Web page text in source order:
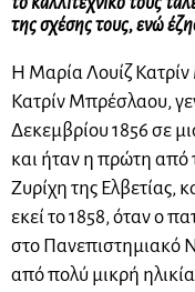
της σχέσης τους, ενώ
Η Μαρία Λουίζ
Κατρίν Μπρέσλαου,
Δεκεμβρίου 1856 σε
και ήταν η πρώτη από
Ζυρίχη της Ελβετίας,
εκεί το 1858, όταν ο
στο Πανεπιστημιακό
από πολύ μικρή